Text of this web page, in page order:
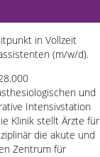
in Vollzeit
(m/w/d).
und
Intensivstation
Klinik stellt Ärzte für
die akute und
Zentrum für